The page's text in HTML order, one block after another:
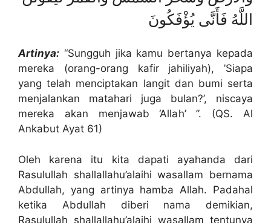
اللَّهُ فَأَنَّى يُؤْفَكُونَ
Artinya: “Sungguh jika kamu bertanya kepada
mereka (orang-orang kafir jahiliyah), ’Siapa
yang telah menciptakan langit dan bumi serta
menjalankan matahari juga bulan?’, niscaya
mereka akan menjawab ‘Allah’ ”. (QS. Al
Ankabut Ayat 61)
Oleh karena itu kita dapati ayahanda dari
Rasulullah shallallahu’alaihi wasallam bernama
Abdullah, yang artinya hamba Allah. Padahal
ketika Abdullah diberi nama demikian,
Rasulullah shallallahu’alaihi wasallam tentunya